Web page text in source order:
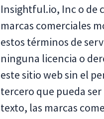
Insightful.io, Inc o de
marcas comerciales
estos términos de
ninguna licencia o
este sitio web sin el
tercero que pueda
texto, las marcas